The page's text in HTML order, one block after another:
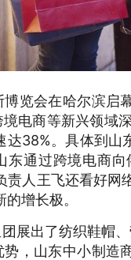
览会在哈尔滨启
电商等新兴领域
达38%。具体到
东通过跨境电商
责人王飞还看好
增长极。
展出了纺织鞋帽
，山东中小制造